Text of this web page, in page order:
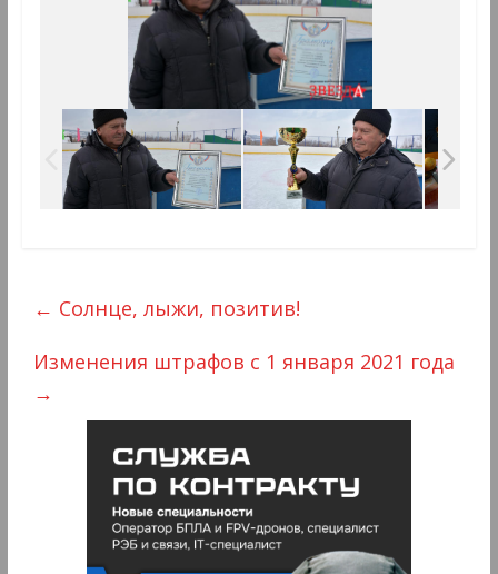
← Солнце, лыжи, позитив!
Изменения штрафов с 1 января 2021 года
→